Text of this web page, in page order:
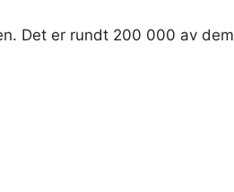
Det er rundt 200 000 av dem